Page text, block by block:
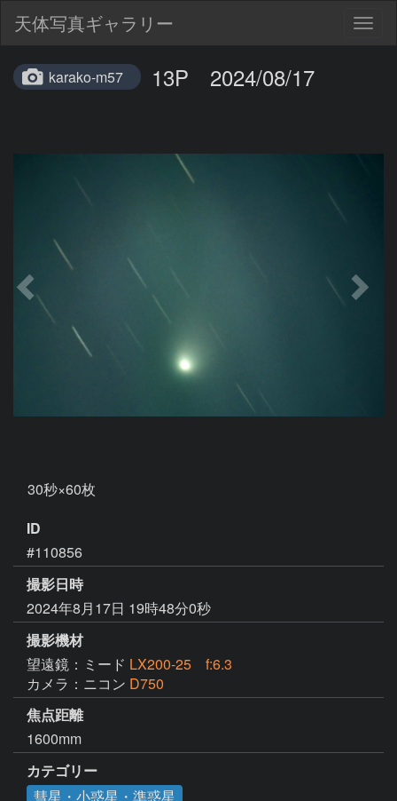
天体写真ギャラリー
karako-m57 13P 2024/08/17
ID
#110856
撮影日時
2024年8月17日 19時48分0秒
撮影機材
望遠鏡：ミード LX200-25 f:6.3
カメラ：ニコン D750
焦点距離
1600mm
カテゴリー
彗星・小惑星・準惑星